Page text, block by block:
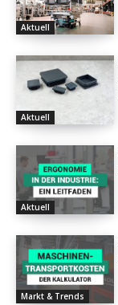
Aktuell
Aktuell
Aktuell
Markt & Trends